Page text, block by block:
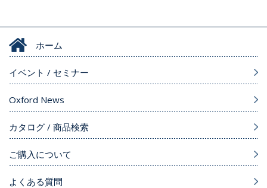
ホーム
イベント / セミナー
Oxford News
カタログ / 商品検索
ご購入について
よくある質問